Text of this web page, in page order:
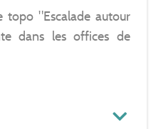
topo "Escalade autour
dans les offices de